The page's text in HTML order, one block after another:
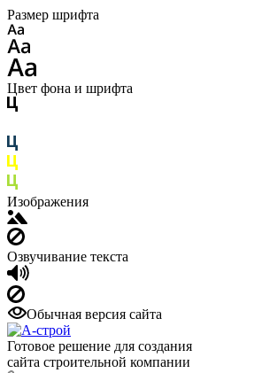
Размер шрифта
Цвет фона и шрифта
Изображения
Озвучивание текста
Обычная версия сайта
Готовое решение для создания
сайта строительной компании